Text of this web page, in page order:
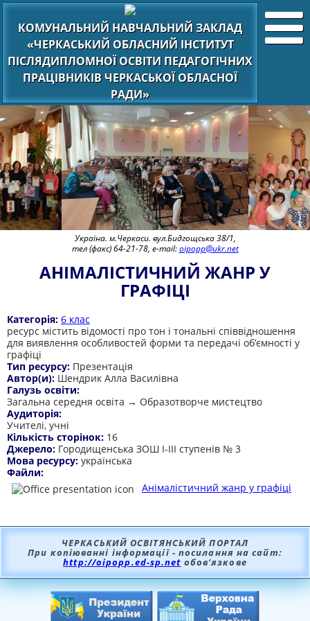
КОМУНАЛЬНИЙ НАВЧАЛЬНИЙ ЗАКЛАД
«ЧЕРКАСЬКИЙ ОБЛАСНИЙ ІНСТИТУТ
ПІСЛЯДИПЛОМНОЇ ОСВІТИ ПЕДАГОГІЧНИХ
ПРАЦІВНИКІВ ЧЕРКАСЬКОЇ ОБЛАСНОЇ
РАДИ»
Україна. м.Черкаси. вул.Бидгощська 38/1,
тел (факс) 64-21-78, e-mail:oipopp@ukr.net
АНІМАЛІСТИЧНИЙ ЖАНР У
ГРАФІЦІ
Категорія: 6 клас
ресурс містить відомості про тон і тональні співвідношення
для виявлення особливостей форми та передачі об’ємності у
графіці
Тип ресурсу: Презентація
Автор(и): Шендрик Алла Василівна
Галузь освіти:
Загальна середня освіта → Образотворче мистецтво
Аудиторія:
Учителі, учні
Кількість сторінок: 16
Джерело: Городищенська ЗОШ І-ІІІ ступенів № 3
Мова ресурсу: українська
Файли:
Анімалістичний жанр у графіці
ЧЕРКАСЬКИЙ ОСВІТЯНСЬКИЙ ПОРТАЛ
При копіюванні інформації - посилання на сайт:
http://oipopp.ed-sp.net обов’язкове